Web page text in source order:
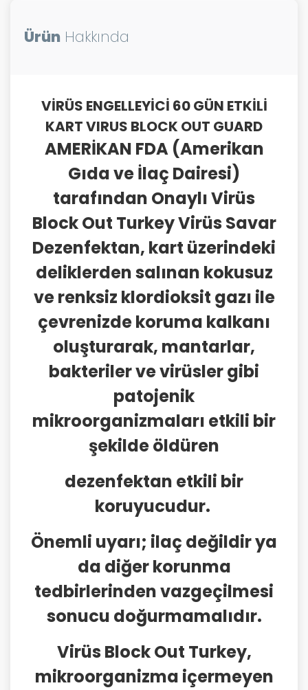
Ürün Hakkında
VİRÜS ENGELLEYİCİ 60 GÜN ETKİLİ
KART VIRUS BLOCK OUT GUARD
AMERİKAN FDA (Amerikan
Gıda ve İlaç Dairesi)
tarafından Onaylı Virüs
Block Out Turkey Virüs Savar
Dezenfektan, kart üzerindeki
deliklerden salınan kokusuz
ve renksiz klordioksit gazı ile
çevrenizde koruma kalkanı
oluşturarak, mantarlar,
bakteriler ve virüsler gibi
patojenik
mikroorganizmaları etkili bir
şekilde öldüren
dezenfektan etkili bir
koruyucudur.
Önemli uyarı; ilaç değildir ya
da diğer korunma
tedbirlerinden vazgeçilmesi
sonucu doğurmamalıdır.
Virüs Block Out Turkey,
mikroorganizma içermeyen